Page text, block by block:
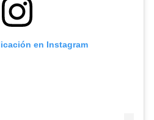
en Instagram